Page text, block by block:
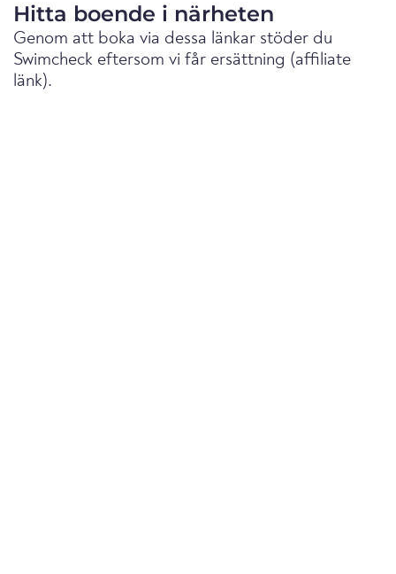
Hitta boende i närheten
Genom att boka via dessa länkar stöder du
Swimcheck eftersom vi får ersättning (affiliate
länk).